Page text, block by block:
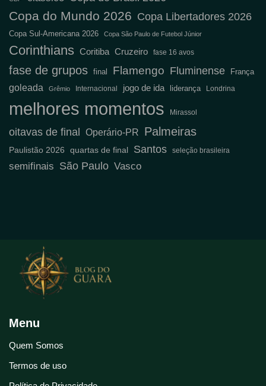
Copa do Mundo 2026 Copa Libertadores 2026
Copa Sul-Americana 2026 Copa São Paulo de Futebol Júnior
Corinthians Coritiba Cruzeiro fase 16 avos
fase de grupos final Flamengo Fluminense França
goleada Grêmio Internacional jogo de ida liderança Londrina
melhores momentos Mirassol
oitavas de final Operário-PR Palmeiras
Paulistão 2026 quartas de final Santos seleção brasileira
semifinais São Paulo Vasco
Menu
Quem Somos
Termos de uso